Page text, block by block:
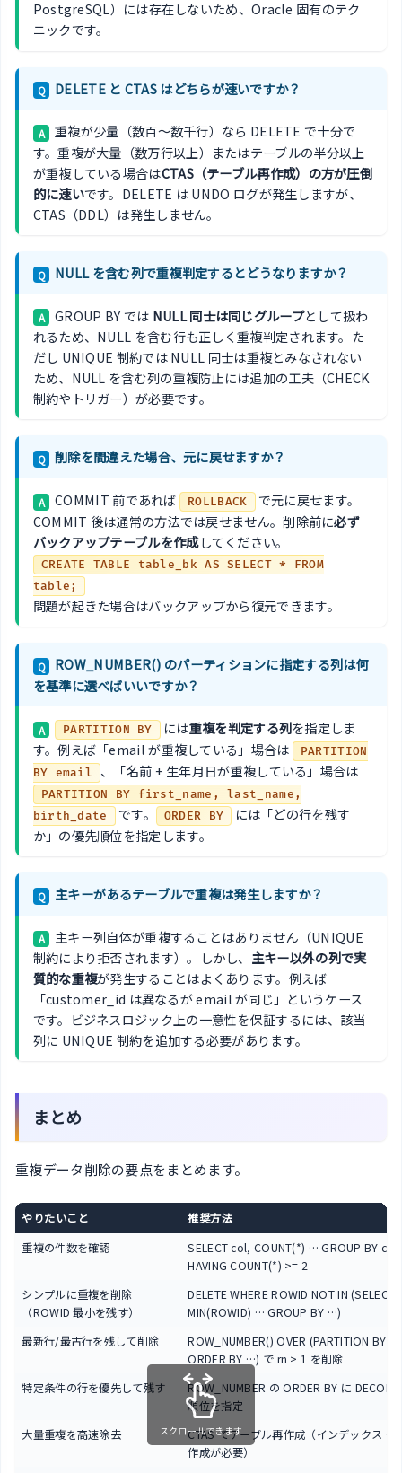
PostgreSQL）には存在しないため、Oracle 固有のテク
ニックです。
Q DELETE と CTAS はどちらが速いですか？
A
重複が少量（数百〜数千行）なら DELETE で十分で
す。重複が大量（数万行以上）またはテーブルの半分以上
が重複している場合はCTAS（テーブル再作成）の方が圧倒
的に速いです。DELETE は UNDO ログが発生しますが、
CTAS（DDL）は発生しません。
Q NULL を含む列で重複判定するとどうなりますか？
A GROUP BY では NULL 同士は同じグループとして扱わ
れるため、NULL を含む行も正しく重複判定されます。た
だし UNIQUE 制約では NULL 同士は重複とみなされない
ため、NULL を含む列の重複防止には追加の工夫（CHECK
制約やトリガー）が必要です。
Q 削除を間違えた場合、元に戻せますか？
A COMMIT 前であれば ROLLBACK で元に戻せます。
COMMIT 後は通常の方法では戻せません。削除前に必ず
バックアップテーブルを作成してください。
CREATE TABLE table_bk AS SELECT * FROM
table;
問題が起きた場合はバックアップから復元できます。
Q
ROW_NUMBER() のパーティションに指定する列は何
を基準に選べばいいですか？
A PARTITION BY には重複を判定する列を指定しま
す。例えば「email が重複している」場合は
PARTITION
BY email
、「名前 + 生年月日が重複している」場合は
PARTITION BY first_name, last_name,
birth_date
です。 ORDER BY
には「どの行を残す
か」の優先順位を指定します。
Q 主キーがあるテーブルで重複は発生しますか？
A
主キー列自体が重複することはありません（UNIQUE
制約により拒否されます）。しかし、 主キー以外の列で実
質的な重複が発生することはよくあります。例えば
「customer_id は異なるが email が同じ」というケース
です。ビジネスロジック上の一意性を保証するには、該当
列に UNIQUE 制約を追加する必要があります。
まとめ
重複データ削除の要点をまとめます。
やりたいこと
推奨方法
重複の件数を確認
SELECT col, COUNT(*) … GROUP BY col
HAVING COUNT(*) >= 2
シンプルに重複を削除
（ROWID 最小を残す）
DELETE WHERE ROWID NOT IN (SELECT
MIN(ROWID) … GROUP BY …)
最新行/最古行を残して削除
ROW_NUMBER() OVER (PARTITION BY …
ORDER BY …) で rn > 1 を削除
特定条件の行を優先して残す
ROW_NUMBER の ORDER BY に
順位を指定
大量重複を高速除去
CTAS でテーブル再作成（インデックス・
作成が必要）
スクロールできます